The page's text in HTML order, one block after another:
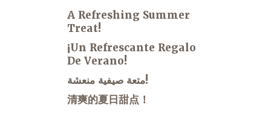
A Refreshing Summer
Treat!
¡Un Refrescante Regalo
De Verano!
متعة صيفية منعشة!
清爽的夏日甜点！